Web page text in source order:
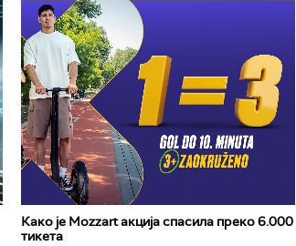
Како је Mozzart акција спасила преко 6.000
тикета